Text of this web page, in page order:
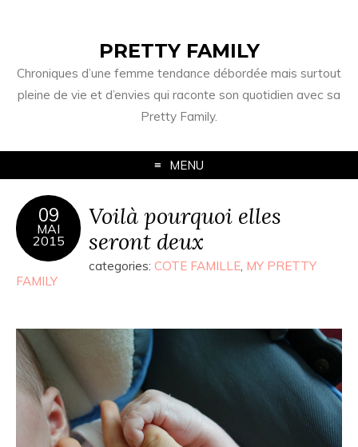
PRETTY FAMILY
Chroniques d’une femme tendance débordée mais surtout
pleine de vie et d’envies qui raconte son quotidien avec sa
Pretty Family.
MENU
09
MAI
2015
Voilà pourquoi elles
seront deux
categories: COTE FAMILLE, MY PRETTY
FAMILY